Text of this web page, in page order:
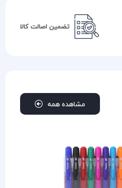
تضمین اصالت کالا
مشاهده همه